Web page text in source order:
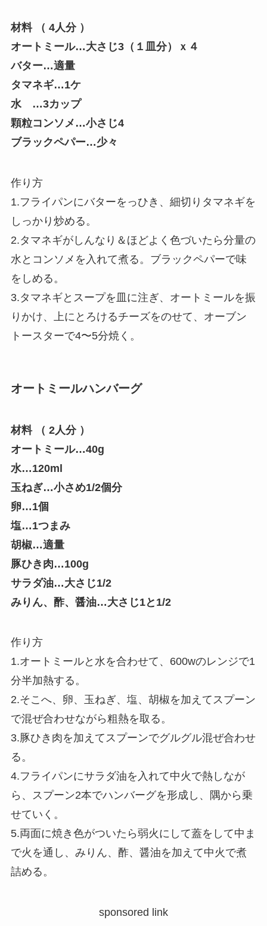
材料 （ 4人分 ）
オートミール…大さじ3（１皿分）ｘ４
バター…適量
タマネギ…1ケ
水 …3カップ
顆粒コンソメ…小さじ4
ブラックペパー…少々
作り方
1.フライパンにバターをっひき、細切りタマネギを
しっかり炒める。
2.タマネギがしんなり＆ほどよく色づいたら分量の
水とコンソメを入れて煮る。ブラックペパーで味
をしめる。
3.タマネギとスープを皿に注ぎ、オートミールを振
りかけ、上にとろけるチーズをのせて、オーブン
トースターで4〜5分焼く。
オートミールハンバーグ
材料 （ 2人分 ）
オートミール…40g
水…120ml
玉ねぎ…小さめ1/2個分
卵…1個
塩…1つまみ
胡椒…適量
豚ひき肉…100g
サラダ油…大さじ1/2
みりん、酢、醤油…大さじ1と1/2
作り方
1.オートミールと水を合わせて、600wのレンジで1
分半加熱する。
2.そこへ、卵、玉ねぎ、塩、胡椒を加えてスプーン
で混ぜ合わせながら粗熱を取る。
3.豚ひき肉を加えてスプーンでグルグル混ぜ合わせ
る。
4.フライパンにサラダ油を入れて中火で熱しなが
ら、スプーン2本でハンバーグを形成し、隅から乗
せていく。
5.両面に焼き色がついたら弱火にして蓋をして中ま
で火を通し、みりん、酢、醤油を加えて中火で煮
詰める。
sponsored link